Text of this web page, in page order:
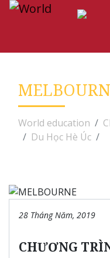
World education
Du Học Hè Úc
28 Tháng Năm, 2019
CHƯƠNG